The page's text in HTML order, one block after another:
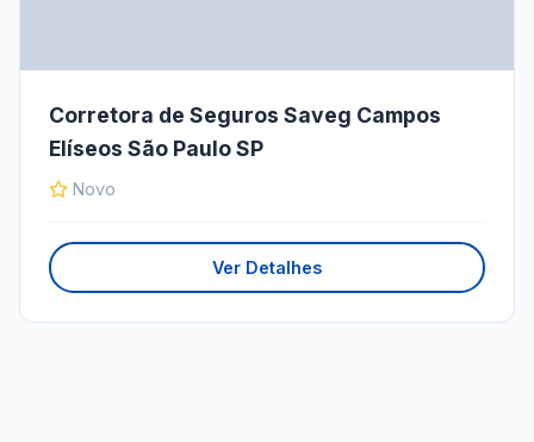
Corretora de Seguros Saveg Campos
Elíseos São Paulo SP
Novo
Ver Detalhes